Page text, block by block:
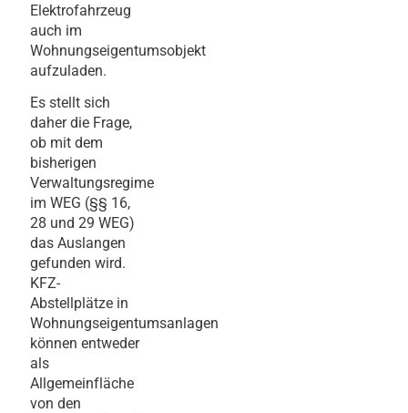
Elektrofahrzeug
auch im
Wohnungseigentumsobjekt
aufzuladen.
Es stellt sich
daher die Frage,
ob mit dem
bisherigen
Verwaltungsregime
im WEG (§§ 16,
28 und 29 WEG)
das Auslangen
gefunden wird.
KFZ-
Abstellplätze in
Wohnungseigentumsanlagen
können entweder
als
Allgemeinfläche
von den